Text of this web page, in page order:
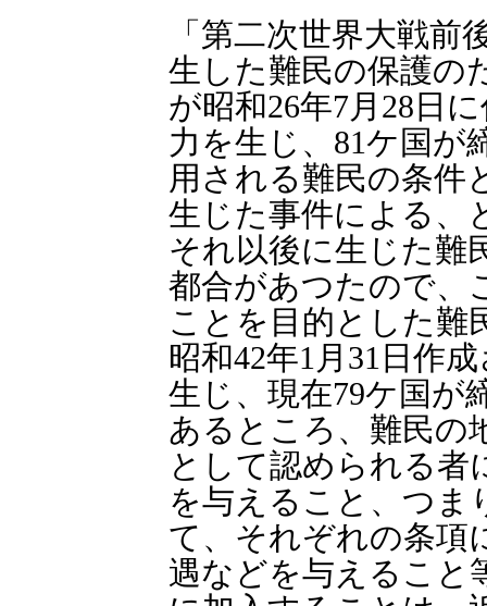
「第二次世界大戦
生した難民の保護の
が昭和26年7月28日
力を生じ、81ケ国が
用される難民の条件
生じた事件による、
それ以後に生じた難
都合があつたので、
ことを目的とした難
昭和42年1月31日作
生じ、現在79ケ国が
あるところ、難民の
として認められる者
を与えること、つま
て、それぞれの条項
遇などを与えること